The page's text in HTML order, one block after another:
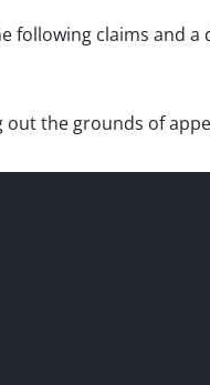
claims and
the grounds of